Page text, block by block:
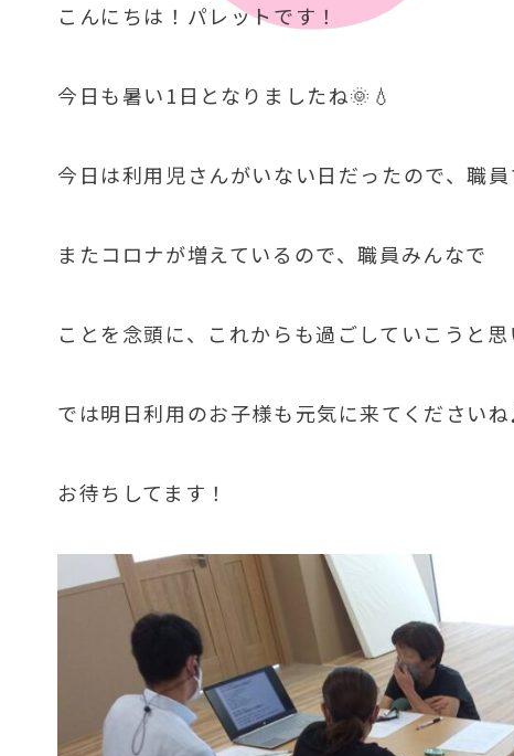
こんにちは！パレットです！
今日も暑い1日となりましたね🌞💧
今日は利用児さんがいない日だったので、職
またコロナが増えているので、職員みんなで
ことを念頭に、これからも過ごしていこうと思
では明日利用のお子様も元気に来てください
お待ちしてます！